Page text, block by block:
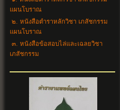
แผนโบราณ
๒. หนังสือตำราหลักวิชา เภสัชกรรม
แผนโบราณ
๓. หนังสือข้อสอบไล่และเฉลยวิชา
เภสัชกรรม